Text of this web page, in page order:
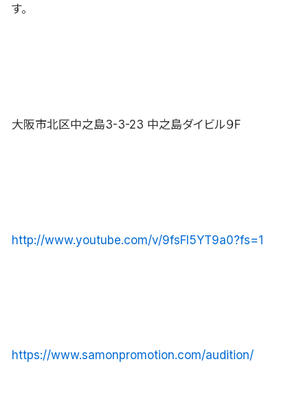
す。
大阪市北区中之島3-3-23 中之島ダイビル９F
http://www.youtube.com/v/9fsFI5YT9a0?fs=1
https://www.samonpromotion.com/audition/